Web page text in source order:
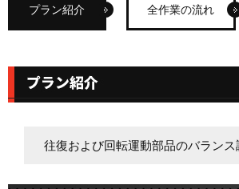
プラン紹介 全作業の流れ
往復および回転運動部品のバランス